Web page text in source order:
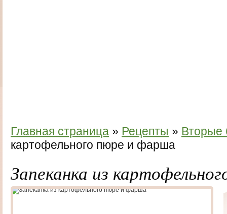
Главная страница » Рецепты » Вторые
картофельного пюре и фарша
Запеканка из